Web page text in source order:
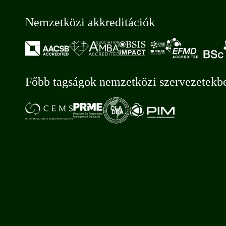
Nemzetközi akkreditációk
Főbb tagságok nemzetközi